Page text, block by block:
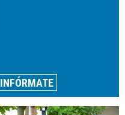
INFÓRMATE